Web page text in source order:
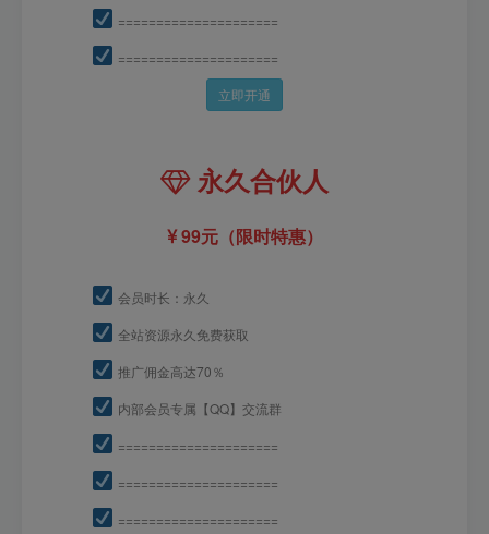
=====================
=====================
立即开通
永久合伙人
99元（限时特惠）
会员时长：永久
全站资源永久免费获取
推广佣金高达70％
内部会员专属【QQ】交流群
=====================
=====================
=====================